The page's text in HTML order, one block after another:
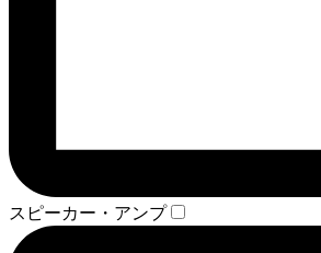
スピーカー・アンプ